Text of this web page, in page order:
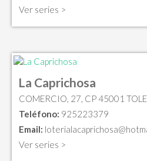
Ver series >
La Caprichosa
COMERCIO, 27, CP 45001
Teléfono: 925223379
Email:
Ver series >